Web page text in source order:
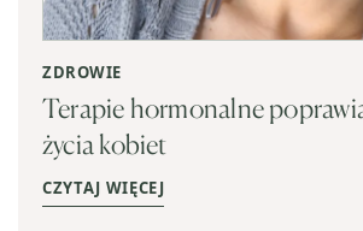
ZDROWIE
Terapie hormonalne
życia kobiet
CZYTAJ WIĘCEJ